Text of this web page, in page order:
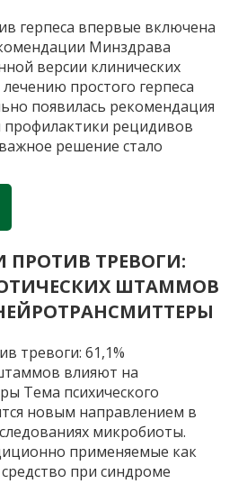
пробиотиков
герпеса впервые включена
Минздрава
версии клинических
простого герпеса
появилась рекомендация
рецидивов
решение стало
Герпетическая
одной из самых
вирусных инфекций
ТРЕВОГИ:
ШТАММОВ
тревоги: 61,1%
влияют на
Тема психического
новым направлением в
микробиоты.
применяемые как
при синдроме